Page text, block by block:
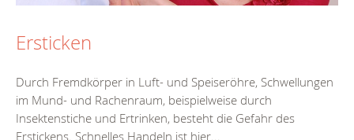
Ersticken
Durch Fremdkörper in Luft- und Speiseröhre, Schwellungen
im Mund- und Rachenraum, beispielweise durch
Insektenstiche und Ertrinken, besteht die Gefahr des
Erstickens. Schnelles Handeln ist hier...